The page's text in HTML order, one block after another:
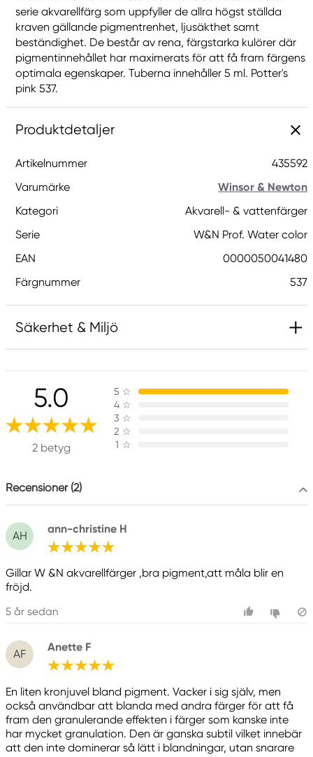
serie akvarellfärg som uppfyller de allra högst ställda
kraven gällande pigmentrenhet, ljusäkthet samt
beständighet. De består av rena, färgstarka kulörer där
pigmentinnehållet har maximerats för att få fram färgens
optimala egenskaper. Tuberna innehåller 5 ml. Potter's
pink 537.
Produktdetaljer
Artikelnummer
435592
Varumärke
Winsor & Newton
Kategori
Akvarell- & vattenfärger
Serie
W&N Prof. Water color
EAN
0000050041480
Färgnummer
537
Säkerhet & Miljö
Innehåller 2-metyl-1,2-bensotiazol-3-(2H)-on;
[MBIT]. Kan orsaka en allergisk reaktion.
Ansvarig EU
Winsor & Newton
Östra Långgatan 87
61930 Trosa, Sweden
5.0
2 betyg
5 ☆
4 ☆
3 ☆
2 ☆
1 ☆
Recensioner (2)
AH
ann-christine H
Gillar W &N akvarellfärger ,bra pigment,att måla blir en
fröjd.
5 år sedan
AF
Anette F
En liten kronjuvel bland pigment. Vacker i sig själv, men
också användbar att blanda med andra färger för att få
fram den granulerande effekten i färger som kanske inte
har mycket granulation. Den är ganska subtil vilket innebär
att den inte dominerar så lätt i blandningar, utan snarare